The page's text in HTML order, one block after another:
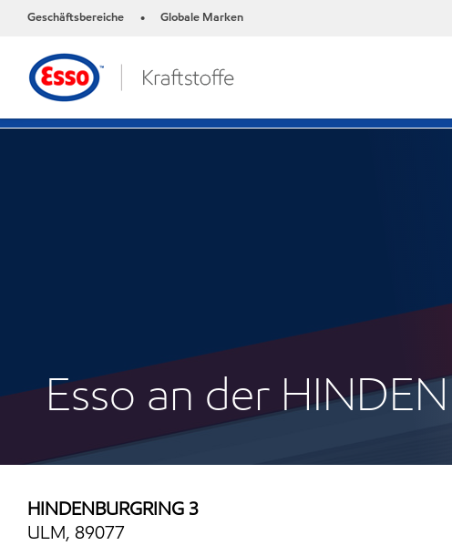
Geschäftsbereiche • Globale Marken
Esso an der
HINDENBURGRING 3
ULM, 89077